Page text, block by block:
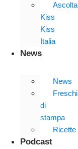
Ascolta
Kiss
Kiss
Italia
News
News
Freschi
di
stampa
Ricette
Podcast